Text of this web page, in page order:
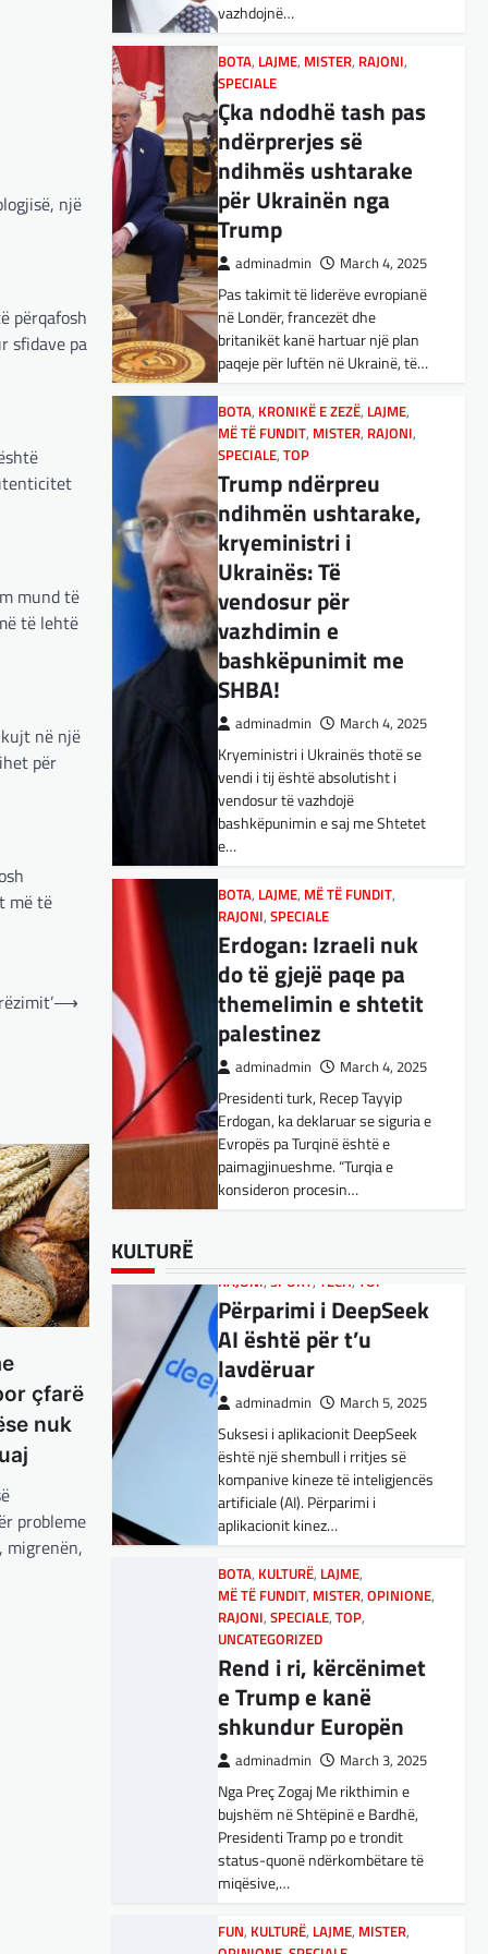
një
përqafosh
sfidave pa
mund të
të lehtë
në një
për
më të
⟶
çfarë
nuk
probleme
migrenën,
vazhdojnë…
BOTA, LAJME, MISTER, RAJONI,
SPECIALE
Çka ndodhë tash pas
ndërprerjes së
ndihmës ushtarake
për Ukrainën nga
Trump
adminadmin March 4, 2025
Pas takimit të liderëve evropianë
në Londër, francezët dhe
britanikët kanë hartuar një plan
paqeje për luftën në Ukrainë, të…
BOTA, KRONIKË E ZEZË, LAJME,
MË TË FUNDIT, MISTER, RAJONI,
SPECIALE,TOP
Trump ndërpreu
ndihmën ushtarake,
kryeministri i
Ukrainës: Të
vendosur për
vazhdimin e
bashkëpunimit me
SHBA!
adminadmin March 4, 2025
Kryeministri i Ukrainës thotë se
vendi i tij është absolutisht i
vendosur të vazhdojë
bashkëpunimin e saj me Shtetet
e…
BOTA, LAJME, MË TË FUNDIT,
RAJONI,SPECIALE
Erdogan: Izraeli nuk
do të gjejë paqe pa
themelimin e shtetit
palestinez
adminadmin March 4, 2025
Presidenti turk, Recep Tayyip
Erdogan, ka deklaruar se siguria e
Evropës pa Turqinë është e
paimagjinueshme. “Turqia e
konsideron procesin…
Konkurrenti francez i
Starlink pa aksionet e
tij të trefishohen në
vlerë pasi Trump
ndaloi ndihmën për
Ukrainën
adminadmin March 5, 2025
Aksionet e ofruesit francez të
satelitëve Eutelsat u trefishuan
në vlerë gjatë dy ditëve të fundit
mes shqetësimeve se qasja…
BOTA,LAJME,MË TË FUNDIT
OPINIONE,RAJONI
Gjermani, ekspertët
sugjerojnë 400
miliardë euro për
mbrojtje
adminadmin March 4, 2025
Gjermania ndodhet aktualisht në
kulmin e përpjekjeve për krijimin e
qeverisë dhe koha nuk pret.
CDU/CSU dhe SPD po
KULTURË
Nga Preç Zogaj Me rikthimin e
Presidenti Tramp po e trondit
status-quonë ndërkombëtare të
miqësive,…
FUN,KULTURË ,LAJME,MISTER,
OPINIONE,SPECIALE
Kuvendi i Lezhës dhe
konteksti aktual
gjeopolitik i
shqiptarëve
adminadmin March 3, 2025
Kuvendi i Lezhës i vitit 1444
është një ngjarje historike që
edhe sot prodhon mesazhe
rëndësishme për kombin
shqiptar. Ky…
BOTA,KULTURË,LAJME,
MË TË FUNDIT OPINIONE ,RAJONI
SPECIALE,TOP
E megjithatë
Amerika është
opsioni më i mirë për
shqiptarët
adminadmin
Nga Dritan Hila Vështirë se
ndonjë shqiptar që ndjek sadopak
politikën e jashtme, pas takimit
Trump-Zhelenski, nuk ka
menduar: Po…
BOTA,KULTURË,LAJME,MISTER,
RAJONI,SPECIALE,TECH
Varësia nga ChatGPT
është në rritje:
Kujdes! Këto janë
pasojat e mundshme
adminadmin
Sipas studiuesve, përdoruesit që
përdorin shpesh ChatGPT për
biseda jopersonale, duke
përfshirë kërkimin e këshillave,
shpjegimet konceptuale dhe
ndihmën për…
RAJONI,SPORT, TECH, TOP
Përparimi i DeepSeek
AI është për t’u
lavdëruar
adminadmin March 5, 2025
Suksesi i aplikacionit DeepSeek
është një shembull i rritjes së
kompanive kineze të inteligjencës
artificiale (AI). Përparimi i
aplikacionit kinez…
BOTA, KULTURË, LAJME,
MË TË FUNDIT, MISTER,OPINIONE,
RAJONI,SPECIALE,TOP,
UNCATEGORIZED
Rend i ri, kërcënimet
e Trump e kanë
shkundur Europën
adminadmin March 3, 2025
Nga Preç Zogaj Me rikthimin e
bujshëm në Shtëpinë e Bardhë,
Presidenti Tramp po e trondit
status-quonë ndërkombëtare të
miqësive,…
FUN, KULTURË, LAJME, MISTER,
SPORT,VENDI
FFM pranon
kërkesën e
Shkëndija ndaj
Vardarit do të luaj të
dielën
adminadmin
2024
Shkëndija dhe Vardari do të luajnë
zyrtarisht të dielën. Vendimi ka
ardhur nga Federata e futbollit të
Maqedonisë së Veriut…
LAJME,SPORT
Ja Kush E Bindi
Presidentin E
Vllaznisë Për Të
Marrë Qatip Osmanin
adminadmin
February 20,
2024
Skuadra e njohur shqiptare e
Vllaznisë nga Shkodra, me 30
tetor në postin e trajnerit
zyrtarizoi strategun tetovar, Qatip
Osmani.…
SPORT
Goli i Leipzigut ishte i
rregullt!